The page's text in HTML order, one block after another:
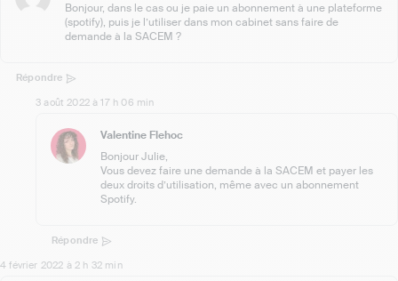
Bonjour, dans le cas ou je paie un abonnement à une plateforme
(spotify), puis je l’utiliser dans mon cabinet sans faire de
demande à la SACEM ?
Répondre
3 août 2022 à 17 h 06 min
Valentine Flehoc
Bonjour Julie,
Vous devez faire une demande à la SACEM et payer les
deux droits d’utilisation, même avec un abonnement
Spotify.
Répondre
4 février 2022 à 2 h 32 min